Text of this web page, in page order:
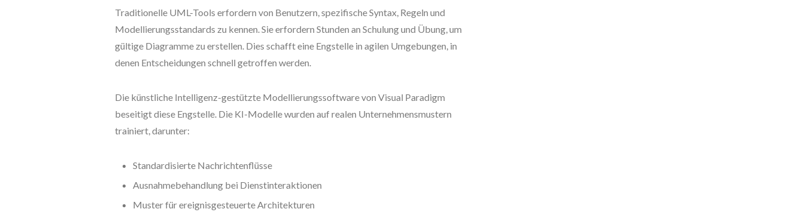
Traditionelle UML-Tools erfordern von Benutzern, spezifische Syntax, Regeln und
Modellierungsstandards zu kennen. Sie erfordern Stunden an Schulung und Übung, um
gültige Diagramme zu erstellen. Dies schafft eine Engstelle in agilen Umgebungen, in
denen Entscheidungen schnell getroffen werden.
Die künstliche Intelligenz-gestützte Modellierungssoftware von Visual Paradigm
beseitigt diese Engstelle. Die KI-Modelle wurden auf realen Unternehmensmustern
trainiert, darunter:
Standardisierte Nachrichtenflüsse
Ausnahmebehandlung bei Dienstinteraktionen
Muster für ereignisgesteuerte Architekturen